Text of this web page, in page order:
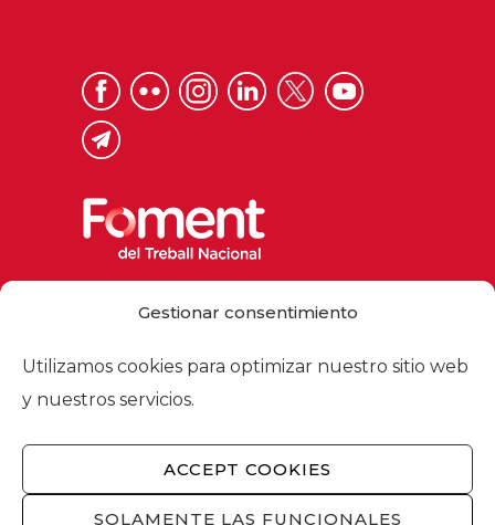
Gestionar consentimiento
Utilizamos cookies para optimizar nuestro sitio web
y nuestros servicios.
ACCEPT COOKIES
SOLAMENTE LAS FUNCIONALES
foment@foment.com
© 2026 - Foment del Treball Nacional